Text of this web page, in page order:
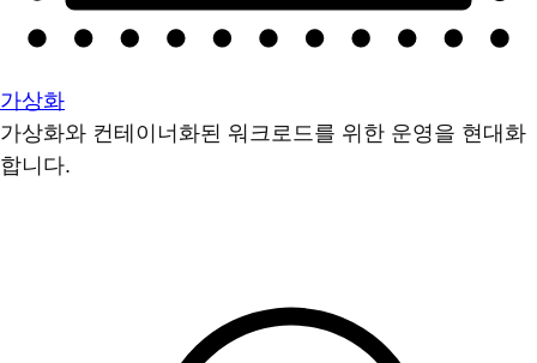
가상화
가상화와 컨테이너화된 워크로드를 위한 운영을 현대화
합니다.